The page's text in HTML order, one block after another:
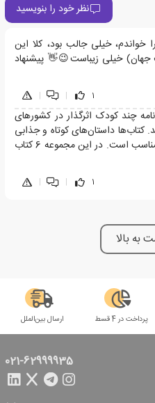
نظر خود را بنویسید
خیلی جالب بود، کلا این
خیلی زیباست😉👋 پیشنهاد
1
|
|
چند کودک اثرگذار در کشورهای
کتاب‌ها داستان‌های کوتاه و جذابی
دارد و برای اواخر کودکی و نوجوانی مناسب است. در این مجموعه 6 کتاب
1
|
|
به بالا
پرداخت در 4 قسط ارسال بین‌الملل
021-62999935